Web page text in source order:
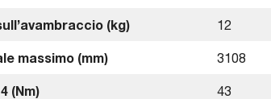
(kg) 12
massimo (mm) 3108
(Nm) 43